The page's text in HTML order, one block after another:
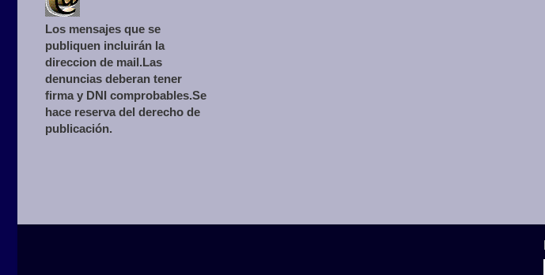
Los mensajes que se
publiquen incluirán la
direccion de mail.Las
denuncias deberan tener
firma y DNI comprobables.Se
hace reserva del derecho de
publicación.